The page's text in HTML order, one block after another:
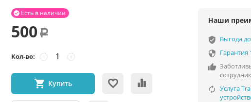
Есть в наличии

500 Р
Кол-во: +
−
Купить
Наши
verified_user Выгода


 Услуга